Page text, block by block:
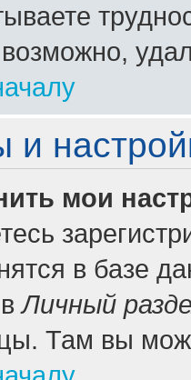
мои
в базе
вЛичный
Там вы